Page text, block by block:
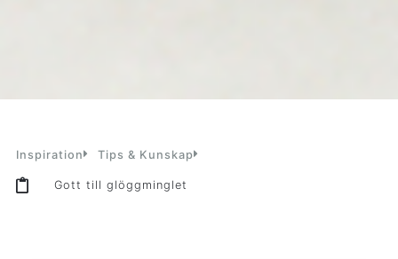
Inspiration Tips & Kunskap
Gott till glöggminglet